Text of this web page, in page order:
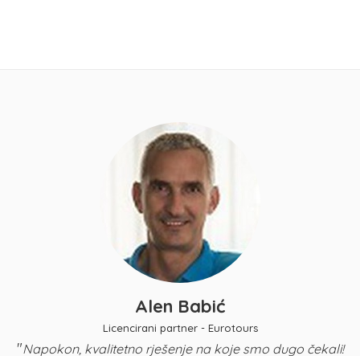
Alen Babić
Licencirani partner - Eurotours
"Napokon, kvalitetno rješenje na koje smo dugo čekali!